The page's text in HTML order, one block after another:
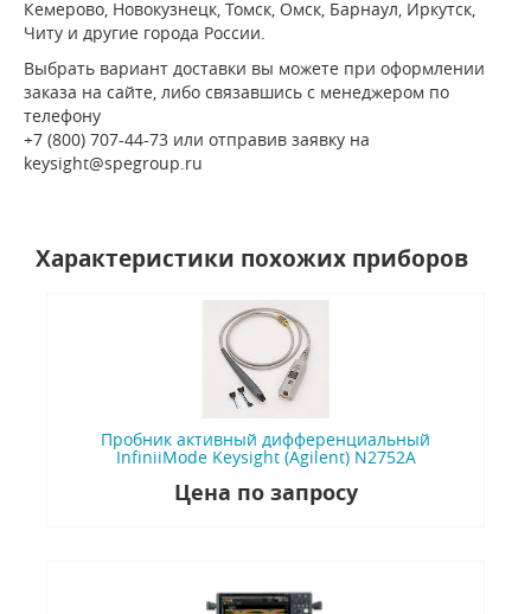
Кемерово, Новокузнецк, Томск, Омск, Барнаул, Иркутск,
Читу и другие города России.
Выбрать вариант доставки вы можете при оформлении
заказа на сайте, либо связавшись с менеджером по
телефону
+7 (800) 707-44-73 или отправив заявку на
keysight@spegroup.ru
Характеристики похожих приборов
Пробник активный дифференциальный
InfiniiMode Keysight (Agilent) N2752A
Цена по запросу